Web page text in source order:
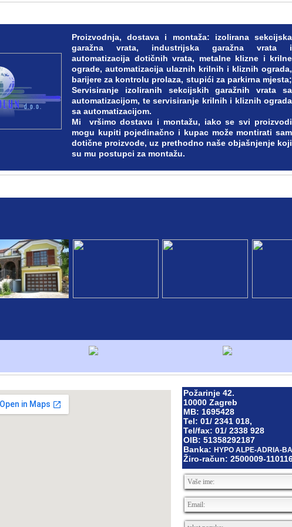
Požarinje 42.
10000 Zagreb
MB: 1695428
Tel: 01/ 2341 018,
Tel/fax: 01/ 2338 928
OIB: 51358292187
Banka: HYPO ALPE-ADRIA-
Žiro-račun: 2500009-
Proizvodnja, dostava i montaža: izolirana sekcijska
garažna vrata, industrijska garažna vrata i
automatizacija dotičnih vrata, metalne klizne i krilne
ograde, automatizacija ulaznih krilnih i kliznih ograda,
barijere za kontrolu prolaza, stupići za parkirna mjesta;
Servisiranje izoliranih sekcijskih garažnih vrata sa
automatizacijom, te servisiranje krilnih i kliznih ograda
sa automatizacijom.
Mi vršimo dostavu i montažu, iako se svi proizvodi
mogu kupiti pojedinačno i kupac može montirati sam
dotične proizvode, uz prethodno naše objašnjenje koji
su mu postupci za montažu.